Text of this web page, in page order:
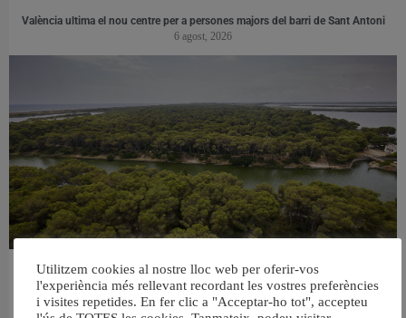
València ultima el nou centre per a persones majors del barri de Sant Antoni
6 agost, 2026
València retira prop de 15.000 litres de residus de la Devesa durant el mes de
juliol
6 agost, 2026
Utilitzem cookies al nostre lloc web per oferir-vos
l'experiència més rellevant recordant les vostres preferències
i visites repetides. En fer clic a "Acceptar-ho tot", accepteu